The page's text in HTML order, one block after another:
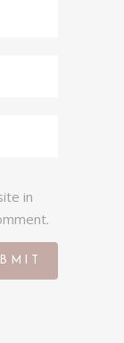
in